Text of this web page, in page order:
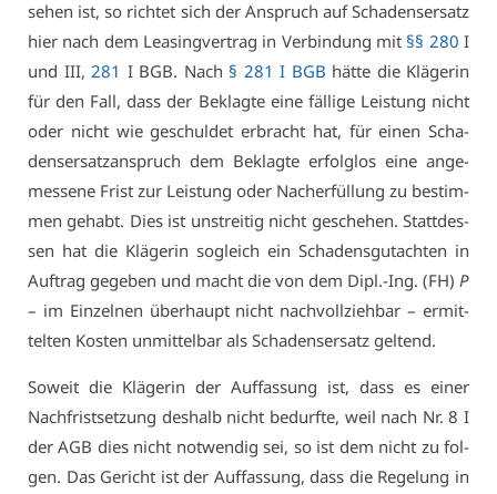
se­hen ist, so rich­tet sich der An­spruch auf Scha­dens­er­satz
hier nach dem Lea­sing­ver­trag in Ver­bin­dung mit §§ 280 I
und III, 281 I BGB. Nach § 281 I BGB hät­te die Klä­ge­rin
für den Fall, dass der Be­klag­te ei­ne fäl­li­ge Leis­tung nicht
oder nicht wie ge­schul­det er­bracht hat, für ei­nen Scha­
dens­er­satz­an­spruch dem Be­klag­te er­folg­los ei­ne an­ge­
mes­se­ne Frist zur Leis­tung oder Nach­er­fül­lung zu be­stim­
men ge­habt. Dies ist un­strei­tig nicht ge­sche­hen. Statt­des­
sen hat die Klä­ge­rin so­gleich ein Scha­dens­gut­ach­ten in
Auf­trag ge­ge­ben und macht die von dem Dipl.-Ing. (FH) P
– im Ein­zel­nen über­haupt nicht nach­voll­zieh­bar – er­mit­
tel­ten Kos­ten un­mit­tel­bar als Scha­dens­er­satz gel­tend.
So­weit die Klä­ge­rin der Auf­fas­sung ist, dass es ei­ner
Nach­frist­set­zung des­halb nicht be­durf­te, weil nach Nr. 8 I
der AGB dies nicht not­wen­dig sei, so ist dem nicht zu fol­
gen. Das Ge­richt ist der Auf­fas­sung, dass die Re­ge­lung in